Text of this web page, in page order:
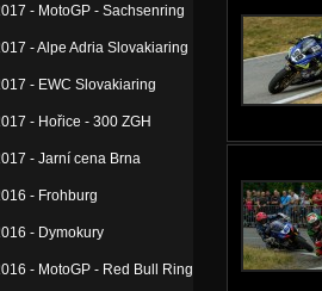
- MotoGP - Sachsenring
- Alpe Adria Slovakiaring
- EWC Slovakiaring
- Hořice - 300 ZGH
- Jarní cena Brna
- Frohburg
- Dymokury
- MotoGP - Red Bull Ring